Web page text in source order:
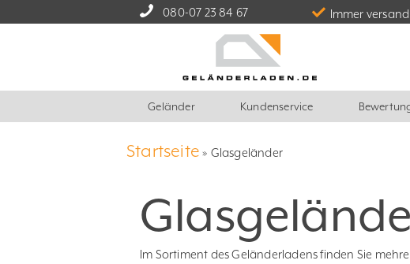
080-07 23 84 67 Immer
Geländer Kundenservice
Startseite » Glasgeländer
Im Sortiment des Geländerladens finden Sie